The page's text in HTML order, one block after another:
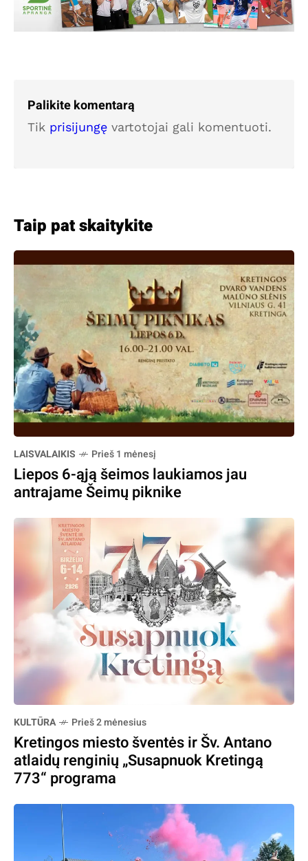
Palikite komentarą
Tik prisijungę vartotojai gali komentuoti.
Taip pat skaitykite
LAISVALAIKIS Prieš 1 mėnesį
Liepos 6-ąją šeimos laukiamos jau
antrajame Šeimų piknike
KULTŪRA Prieš 2 mėnesius
Kretingos miesto šventės ir Šv. Antano
atlaidų renginių „Susapnuok Kretingą
773“ programa